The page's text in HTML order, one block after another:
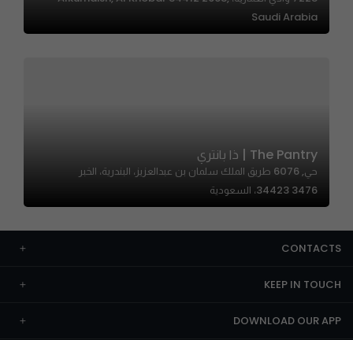
Saudi Arabia
The Pantry | ذا بانتري
حي, 6076 طريق الملك سلمان بن عبدالعزيز، البندرية، الخبر
34423 3476، السعودية
CONTACTS
KEEP IN TOUCH
DOWNLOAD OUR APP